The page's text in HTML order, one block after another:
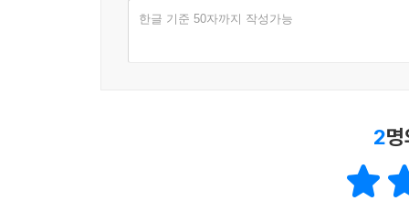
한글 기준 50자까지 작성가능
2